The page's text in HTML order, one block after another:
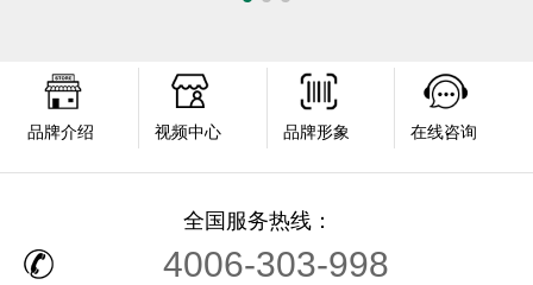
品牌介绍 视频中心 品牌形象 在线咨询
全国服务热线：
4006-303-998